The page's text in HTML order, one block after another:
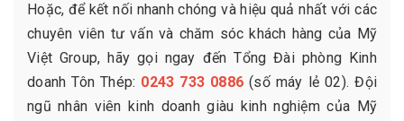
Hoặc, để kết nối nhanh chóng và hiệu quả nhất với các
chuyên viên tư vấn và chăm sóc khách hàng của Mỹ
Việt Group, hãy gọi ngay đến Tổng Đài phòng Kinh
doanh Tôn Thép: 0243 733 0886 (số máy lẻ 02). Đội
ngũ nhân viên kinh doanh giàu kinh nghiệm của Mỹ